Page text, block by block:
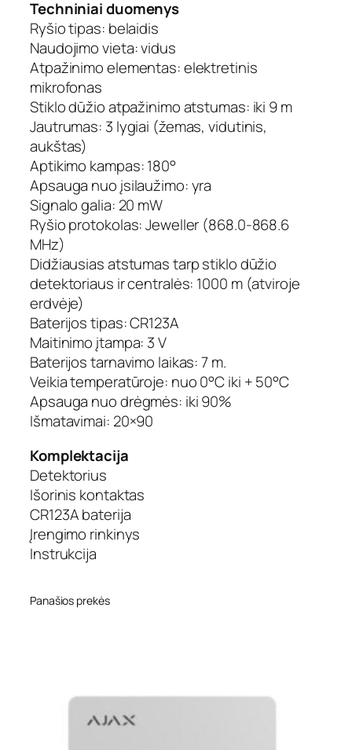
Techniniai duomenys
Ryšio tipas: belaidis
Naudojimo vieta: vidus
Atpažinimo elementas: elektretinis
mikrofonas
Stiklo dūžio atpažinimo atstumas: iki 9 m
Jautrumas: 3 lygiai (žemas, vidutinis,
aukštas)
Aptikimo kampas: 180°
Apsauga nuo įsilaužimo: yra
Signalo galia: 20 mW
Ryšio protokolas: Jeweller (868.0-868.6
MHz)
Didžiausias atstumas tarp stiklo dūžio
detektoriaus ir centralės: 1000 m (atviroje
erdvėje)
Baterijos tipas: CR123A
Maitinimo įtampa: 3 V
Baterijos tarnavimo laikas: 7 m.
Veikia temperatūroje: nuo 0°C iki + 50°C
Apsauga nuo drėgmės: iki 90%
Išmatavimai: 20×90
Komplektacija
Detektorius
Išorinis kontaktas
CR123A baterija
Įrengimo rinkinys
Instrukcija
Panašios prekės